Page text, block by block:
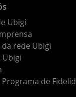
Ubigi
rede Ubigi
Ubigi
Programa de